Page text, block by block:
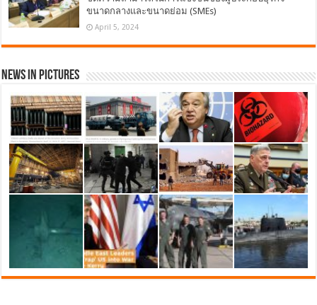
ขนาดกลางและขนาดย่อม (SMEs)
April 5, 2024
News in Pictures